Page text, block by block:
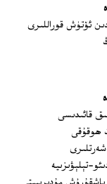
ئۆتۈش قوراللىرى
قائىدىسى
ھوقۇقى
تېلېۋىزىيە